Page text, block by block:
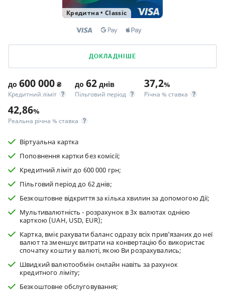
Кредитна• Classic
ДОКЛАДНІШЕ
до 600 000 ₴
Кредитний ліміт
до 62 днів
Пільговий період
37,2%
Річна % ставка
42,86%
Реальна річна % ставка
Віртуальна картка
Поповнення картки без комісії;
Кредитний ліміт до 600 000 грн;
Пільговий період до 62 днів;
Безкоштовне відкриття за кілька хвилин за допомогою Дії;
Мультивалютність - розрахунок в 3х валютах однією
карткою (UAH, USD, EUR);
Картка, вміє рахувати баланс одразу всіх прив'язаних до неї
валют та зменшує витрати на конвертацію бо використає
спочатку кошти у валюті, якою Ви розрахувались;
Швидкий валютообмін онлайн навіть за рахунок
кредитного ліміту;
Безкоштовне обслуговування;